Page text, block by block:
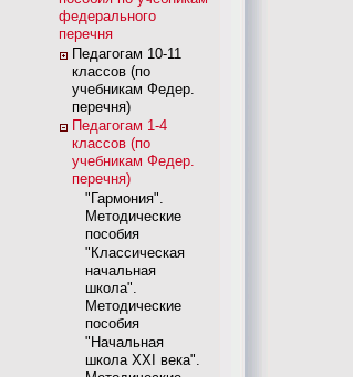
федерального
перечня
Педагогам 10-11
классов (по
учебникам Федер.
перечня)
Педагогам 1-4
классов (по
учебникам Федер.
перечня)
"Гармония".
Методические
пособия
"Классическая
начальная
школа".
Методические
пособия
"Начальная
школа XXI века".